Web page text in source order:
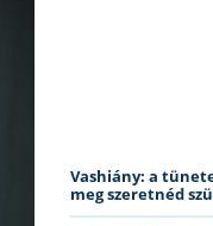
Vashiány: a
meg szeretnéd